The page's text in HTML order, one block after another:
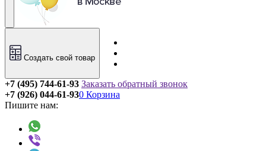
Создать свой товар
+7 (495) 744-61-93 Заказать обратный звонок
+7 (926) 044-61-93
Пишите нам:
0 Корзина